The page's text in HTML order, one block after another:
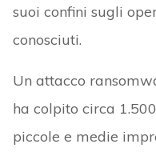
suoi confini sugli
conosciuti.
Un attacco
ha colpito circa
piccole e medie